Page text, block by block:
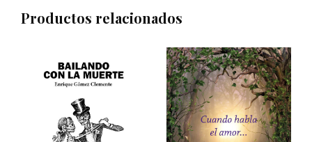
Productos relacionados